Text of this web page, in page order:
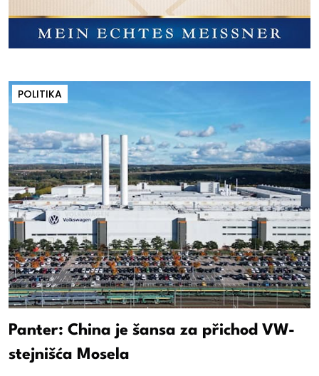
POLITIKA
Panter: China je šansa za přichod VW-
stejnišća Mosela